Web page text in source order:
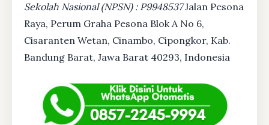
Sekolah Nasional (NPSN) : P9948537Jalan Pesona
Raya, Perum Graha Pesona Blok A No 6,
Cisaranten Wetan, Cinambo, Cipongkor, Kab.
Bandung Barat, Jawa Barat 40293, Indonesia